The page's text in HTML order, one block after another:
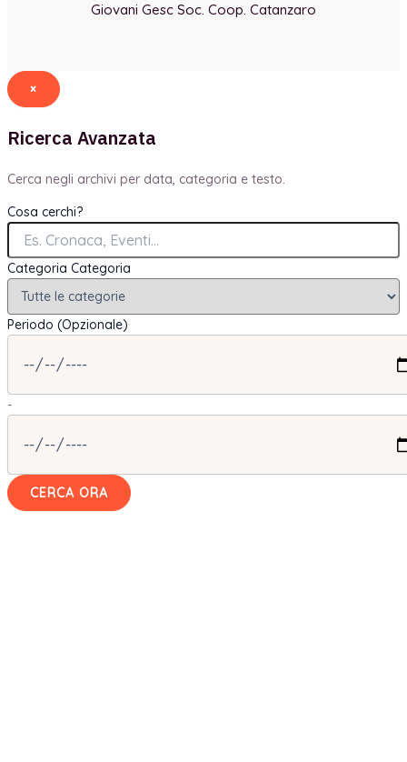
Giovani Gesc Soc. Coop. Catanzaro
×
Ricerca Avanzata
Cerca negli archivi per data, categoria e testo.
Cosa cerchi?
Categoria Categoria
Periodo (Opzionale)
-
CERCA ORA